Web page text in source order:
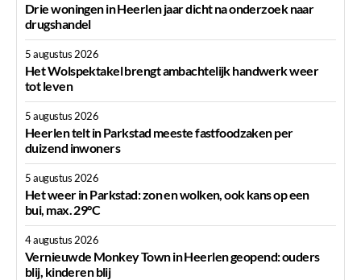
Drie woningen in Heerlen jaar dicht na onderzoek naar
drugshandel
5 augustus 2026
Het Wolspektakel brengt ambachtelijk handwerk weer
tot leven
5 augustus 2026
Heerlen telt in Parkstad meeste fastfoodzaken per
duizend inwoners
5 augustus 2026
Het weer in Parkstad: zon en wolken, ook kans op een
bui, max. 29°C
4 augustus 2026
Vernieuwde Monkey Town in Heerlen geopend: ouders
blij, kinderen blij